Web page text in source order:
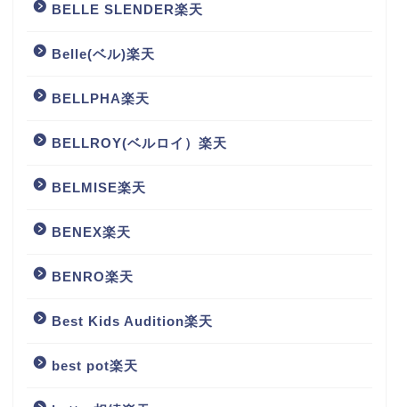
BELLE SLENDER楽天
Belle(ベル)楽天
BELLPHA楽天
BELLROY(ベルロイ）楽天
BELMISE楽天
BENEX楽天
BENRO楽天
Best Kids Audition楽天
best pot楽天